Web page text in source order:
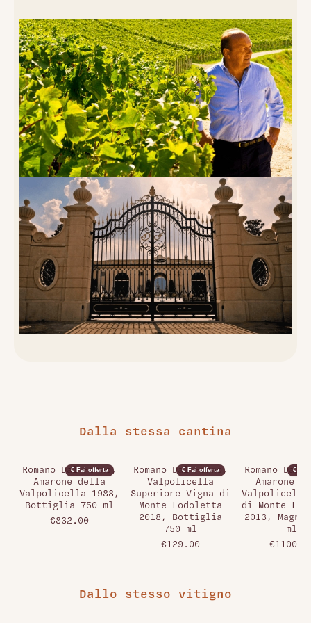
Dalla stessa cantina
€ Fai offerta
Romano Dal Forno,
Amarone della
Valpolicella 1988,
Bottiglia 750 ml
€832.00
€ Fai offerta
Romano Dal Forno,
Valpolicella
Superiore Vigna di
Monte Lodoletta
2018, Bottiglia
750 ml
€129.00
€ Fai
Romano Dal
Amarone
Valpolicella
di Monte
2013,
ml
Dallo stesso vitigno